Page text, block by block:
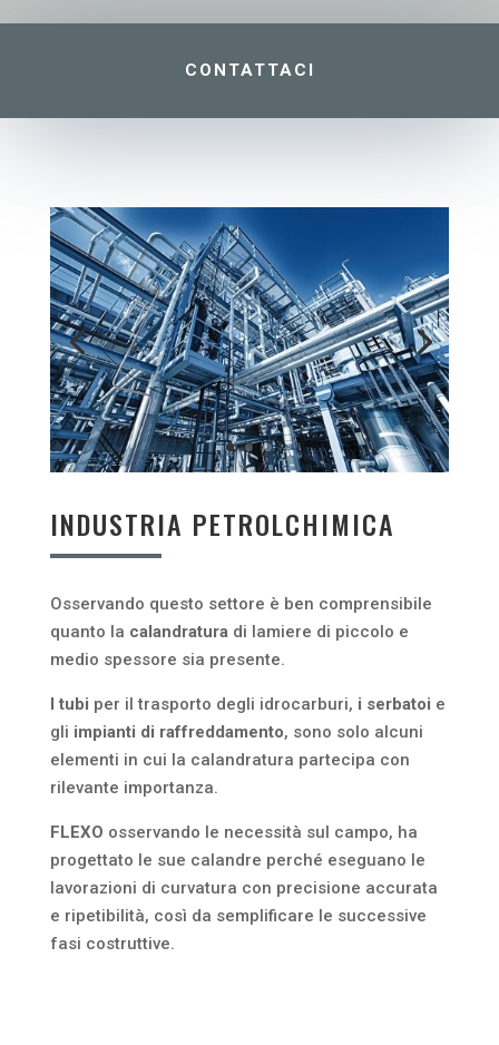
CONTATTACI
INDUSTRIA PETROLCHIMICA
Osservando questo settore è ben comprensibile
quanto la calandraturadi lamiere di piccolo e
medio spessore sia presente.
I tubi per il trasporto degli idrocarburi, i serbatoi e
gli impianti di raffreddamento, sono solo alcuni
elementi in cui la calandratura partecipa con
rilevante importanza.
FLEXO osservando le necessità sul campo, ha
progettato le sue calandre perché eseguano le
lavorazioni di curvatura con precisione accurata
e ripetibilità, così da semplificare le successive
fasi costruttive.